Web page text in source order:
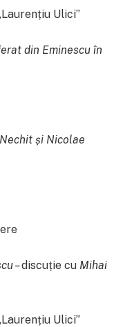
Ulici”
din Eminescu în
și Nicolae
–discuție cu Mihai
Ulici”